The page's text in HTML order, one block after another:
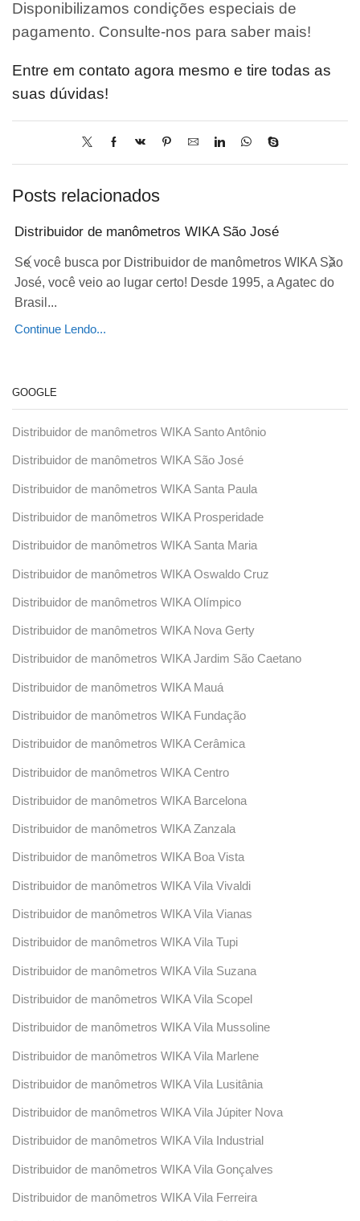
Disponibilizamos condições especiais de
pagamento. Consulte-nos para saber mais!
Entre em contato agora mesmo e tire todas as
suas dúvidas!
Posts relacionados
Distribuidor de manômetros WIKA São José
Se você busca por Distribuidor de manômetros WIKA São
José, você veio ao lugar certo! Desde 1995, a Agatec do
Brasil...
Continue Lendo...
GOOGLE
Distribuidor de manômetros WIKA Santo Antônio
Distribuidor de manômetros WIKA São José
Distribuidor de manômetros WIKA Santa Paula
Distribuidor de manômetros WIKA Prosperidade
Distribuidor de manômetros WIKA Santa Maria
Distribuidor de manômetros WIKA Oswaldo Cruz
Distribuidor de manômetros WIKA Olímpico
Distribuidor de manômetros WIKA Nova Gerty
Distribuidor de manômetros WIKA Jardim São Caetano
Distribuidor de manômetros WIKA Mauá
Distribuidor de manômetros WIKA Fundação
Distribuidor de manômetros WIKA Cerâmica
Distribuidor de manômetros WIKA Centro
Distribuidor de manômetros WIKA Barcelona
Distribuidor de manômetros WIKA Zanzala
Distribuidor de manômetros WIKA Boa Vista
Distribuidor de manômetros WIKA Vila Vivaldi
Distribuidor de manômetros WIKA Vila Vianas
Distribuidor de manômetros WIKA Vila Tupi
Distribuidor de manômetros WIKA Vila Suzana
Distribuidor de manômetros WIKA Vila Scopel
Distribuidor de manômetros WIKA Vila Mussoline
Distribuidor de manômetros WIKA Vila Marlene
Distribuidor de manômetros WIKA Vila Lusitânia
Distribuidor de manômetros WIKA Vila Júpiter Nova
Distribuidor de manômetros WIKA Vila Industrial
Distribuidor de manômetros WIKA Vila Gonçalves
Distribuidor de manômetros WIKA Vila Ferreira